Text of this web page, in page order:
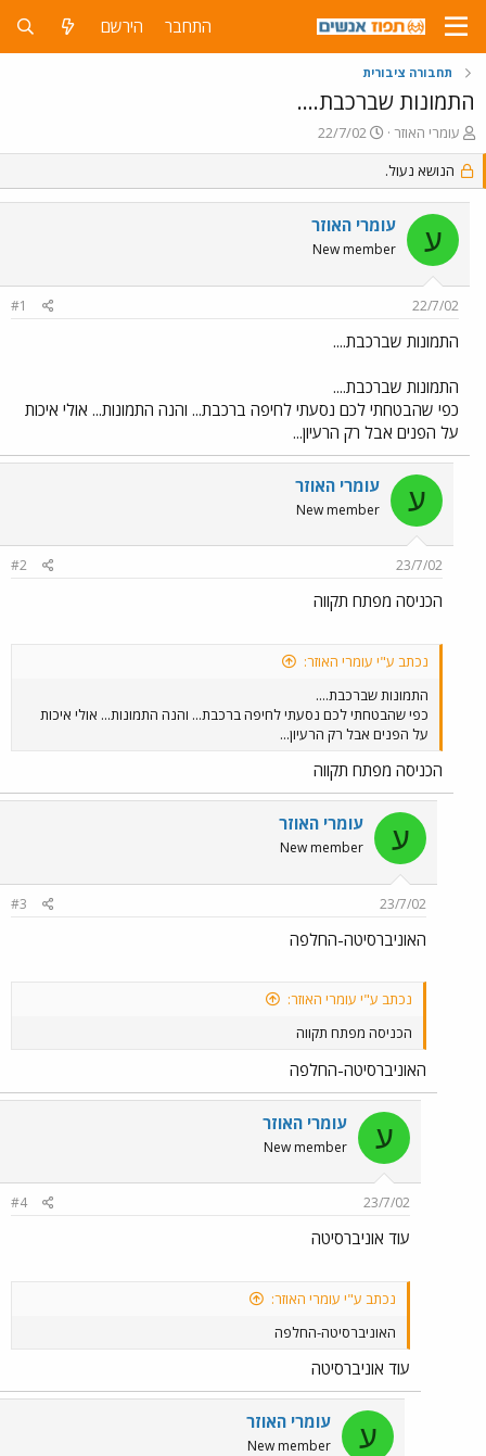
התחבר הירשם
תחבורה ציבורית
התמונות שברכבת....
פ
ו
ת
ח
נ
ו
א
עומרי האוזר
פ
ו
ס
ב
ת
ר
22/7/02
הנושא נעול.
ע עומרי האוזר
New member
22/7/02
#1
התמונות שברכבת....
התמונות שברכבת....
כפי שהבטחתי לכם נסעתי לחיפה ברכבת... והנה התמונות... אולי איכות
על הפנים אבל רק הרעיון...
ע עומרי האוזר
New member
23/7/02
#2
הכניסה מפתח תקווה
נכתב ע"י עומרי האוזר:
התמונות שברכבת....
כפי שהבטחתי לכם נסעתי לחיפה ברכבת... והנה התמונות... אולי איכות
על הפנים אבל רק הרעיון...
הכניסה מפתח תקווה
ע עומרי האוזר
New member
23/7/02
#3
האוניברסיטה-החלפה
נכתב ע"י עומרי האוזר:
הכניסה מפתח תקווה
האוניברסיטה-החלפה
ע עומרי האוזר
New member
23/7/02
#4
עוד אוניברסיטה
נכתב ע"י עומרי האוזר:
האוניברסיטה-החלפה
עוד אוניברסיטה
ע עומרי האוזר
New member